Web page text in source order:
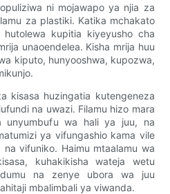
ni mojawapo ya njia za
za plastiki. Katika mchakato
hutolewa kupitia kiyeyusho cha
unaoendelea. Kisha mrija huu
kiputo, hunyooshwa, kupozwa,
kisasa huzingatia kutengeneza
na uwazi. Filamu hizo mara
unyumbufu wa hali ya juu, na
ya vifungashio kama vile
vifuniko. Haimu mtaalamu wa
kuhakikisha wateja wetu
na zenye ubora wa juu
mbalimbali ya viwanda.